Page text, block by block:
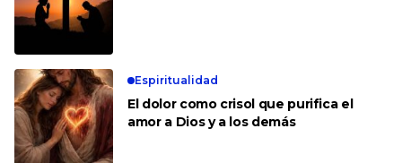
Espiritualidad
El dolor como crisol que purifica el
amor a Dios y a los demás